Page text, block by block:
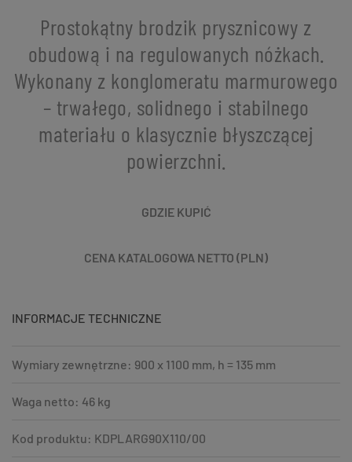
Prostokątny brodzik prysznicowy z
obudową i na regulowanych nóżkach.
Wykonany z konglomeratu marmurowego
– trwałego, solidnego i stabilnego
materiału o klasycznie błyszczącej
powierzchni.
GDZIE KUPIĆ
CENA KATALOGOWA NETTO (PLN)
INFORMACJE TECHNICZNE
Wymiary zewnętrzne: 900 x 1100 mm, h = 135 mm
Waga netto: 46 kg
Kod produktu: KDPLARG90X110/00